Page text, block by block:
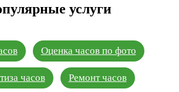
услуги
Оценка часов по фото
часов Ремонт часов